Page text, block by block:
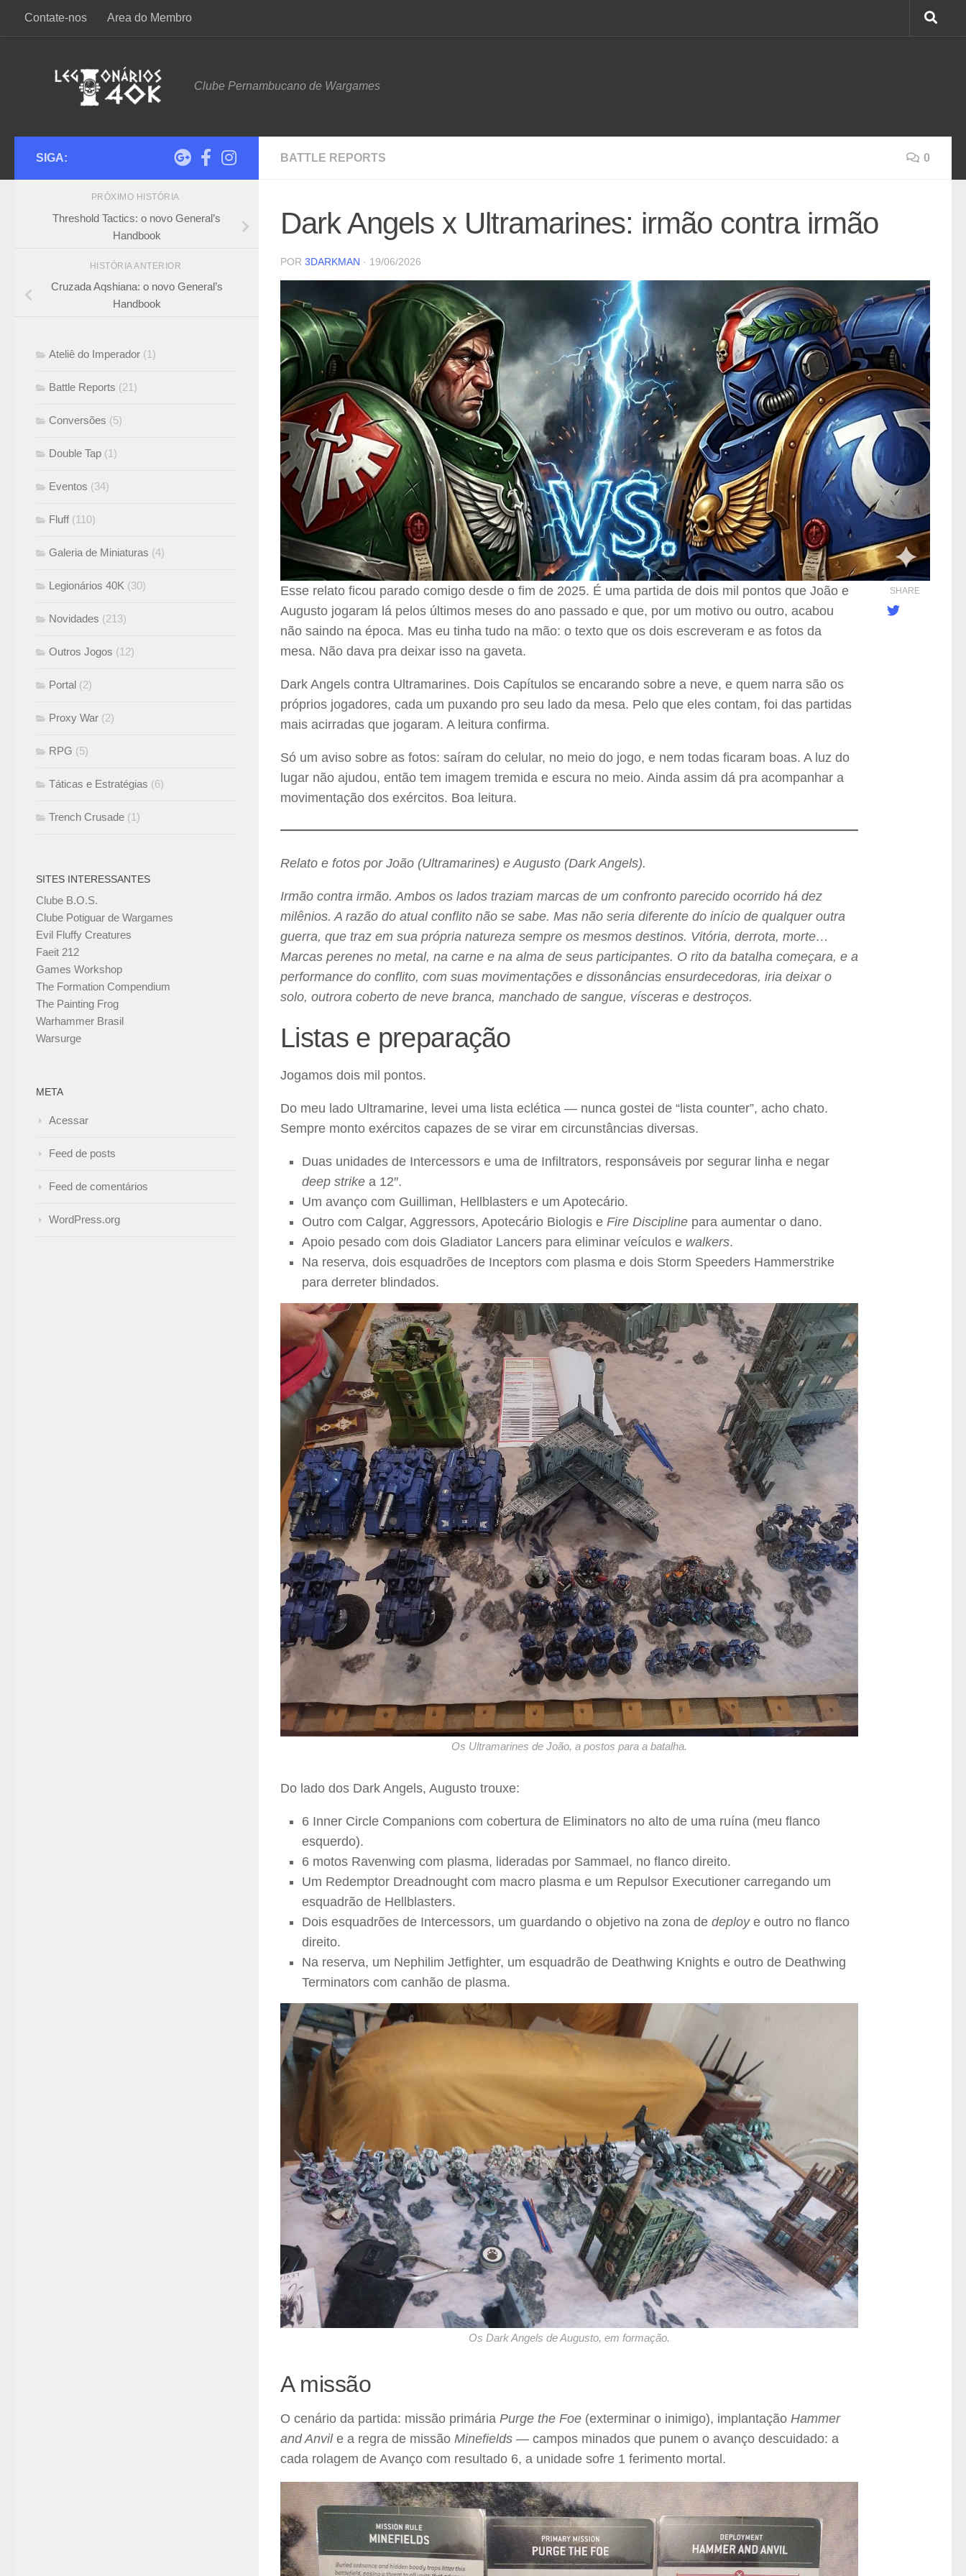
Skip to content
Contate-nos Area do Membro
Clube Pernambucano de Wargames
BATTLE REPORTS 0
Dark Angels x Ultramarines: irmão contra irmão
POR 3DARKMAN · 19/06/2026
Esse relato ficou parado comigo desde o fim de 2025. É uma partida de dois mil pontos que João e
Augusto jogaram lá pelos últimos meses do ano passado e que, por um motivo ou outro, acabou
não saindo na época. Mas eu tinha tudo na mão: o texto que os dois escreveram e as fotos da
mesa. Não dava pra deixar isso na gaveta.
Dark Angels contra Ultramarines. Dois Capítulos se encarando sobre a neve, e quem narra são os
próprios jogadores, cada um puxando pro seu lado da mesa. Pelo que eles contam, foi das partidas
mais acirradas que jogaram. A leitura confirma.
Só um aviso sobre as fotos: saíram do celular, no meio do jogo, e nem todas ficaram boas. A luz do
lugar não ajudou, então tem imagem tremida e escura no meio. Ainda assim dá pra acompanhar a
movimentação dos exércitos. Boa leitura.
Relato e fotos por João (Ultramarines) e Augusto (Dark Angels).
Irmão contra irmão. Ambos os lados traziam marcas de um confronto parecido ocorrido há dez
milênios. A razão do atual conflito não se sabe. Mas não seria diferente do início de qualquer outra
guerra, que traz em sua própria natureza sempre os mesmos destinos. Vitória, derrota, morte…
Marcas perenes no metal, na carne e na alma de seus participantes. O rito da batalha começara, e a
performance do conflito, com suas movimentações e dissonâncias ensurdecedoras, iria deixar o
solo, outrora coberto de neve branca, manchado de sangue, vísceras e destroços.
Listas e preparação
Jogamos dois mil pontos.
Do meu lado Ultramarine, levei uma lista eclética — nunca gostei de “lista counter”, acho chato.
Sempre monto exércitos capazes de se virar em circunstâncias diversas.
Duas unidades de Intercessors e uma de Infiltrators, responsáveis por segurar linha e negar
deep strike a 12″.
Um avanço com Guilliman, Hellblasters e um Apotecário.
Outro com Calgar, Aggressors, Apotecário Biologis e Fire Discipline para aumentar o dano.
Apoio pesado com dois Gladiator Lancers para eliminar veículos e walkers.
Na reserva, dois esquadrões de Inceptors com plasma e dois Storm Speeders Hammerstrike
para derreter blindados.
Os Ultramarines de João, a postos para a batalha.
Do lado dos Dark Angels, Augusto trouxe:
6 Inner Circle Companions com cobertura de Eliminators no alto de uma ruína (meu flanco
esquerdo).
6 motos Ravenwing com plasma, lideradas por Sammael, no flanco direito.
Um Redemptor Dreadnought com macro plasma e um Repulsor Executioner carregando um
esquadrão de Hellblasters.
Dois esquadrões de Intercessors, um guardando o objetivo na zona de deploye outro no flanco
direito.
Na reserva, um Nephilim Jetfighter, um esquadrão de Deathwing Knights e outro de Deathwing
Terminators com canhão de plasma.
Os Dark Angels de Augusto, em formação.
A missão
O cenário da partida: missão primária Purge the Foe (exterminar o inimigo), implantação Hammer
and Anvile a regra de missão Minefields — campos minados que punem o avanço descuidado: a
cada rolagem de Avanço com resultado 6, a unidade sofre 1 ferimento mortal.
SHARE
SIGA:
PRÓXIMO HISTÓRIA
Threshold Tactics: o novo General’s
Handbook
HISTÓRIA ANTERIOR
Cruzada Aqshiana: o novo General’s
Handbook
Ateliê do Imperador (1)
Battle Reports (21)
Conversões (5)
Double Tap (1)
Eventos (34)
Fluff (110)
Galeria de Miniaturas (4)
Legionários 40K (30)
Novidades (213)
Outros Jogos (12)
Portal (2)
Proxy War (2)
RPG (5)
Táticas e Estratégias (6)
Trench Crusade (1)
SITES INTERESSANTES
Clube B.O.S.
Clube Potiguar de Wargames
Evil Fluffy Creatures
Faeit 212
Games Workshop
The Formation Compendium
The Painting Frog
Warhammer Brasil
Warsurge
META
Acessar
Feed de posts
Feed de comentários
WordPress.org